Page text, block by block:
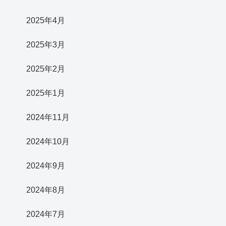
2025年4月
2025年3月
2025年2月
2025年1月
2024年11月
2024年10月
2024年9月
2024年8月
2024年7月